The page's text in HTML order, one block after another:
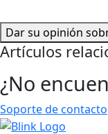
Dar su opinión
Artículos
¿No
Soporte de contacto